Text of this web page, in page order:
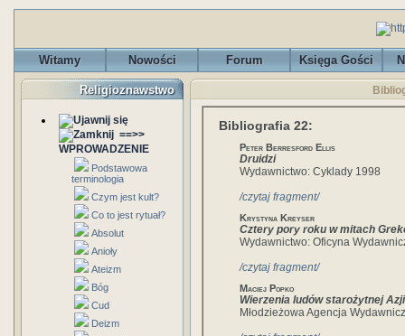
Witamy Nowości Forum Księga Gości
Religioznawstwo
==>>
WPROWADZENIE
Podstawowa
terminologia
Czym jest kult?
Co to jest rytuał?
Absolut
Anioły
Ateizm
Bóg
Cud
Deizm
Bibliografia 22:
Peter Berresford Ellis
Druidzi
Wydawnictwo: Cyklady 1998
/czytaj fragment/
Krystyna Kreyser
Cztery pory roku w mitach
Wydawnictwo: Oficyna
/czytaj fragment/
Maciej Popko
Wierzenia ludów starożytnej
Młodzieżowa Agencja